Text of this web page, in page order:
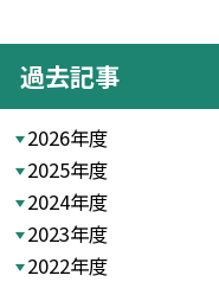
過去記事
2026年度
2025年度
2024年度
2023年度
2022年度